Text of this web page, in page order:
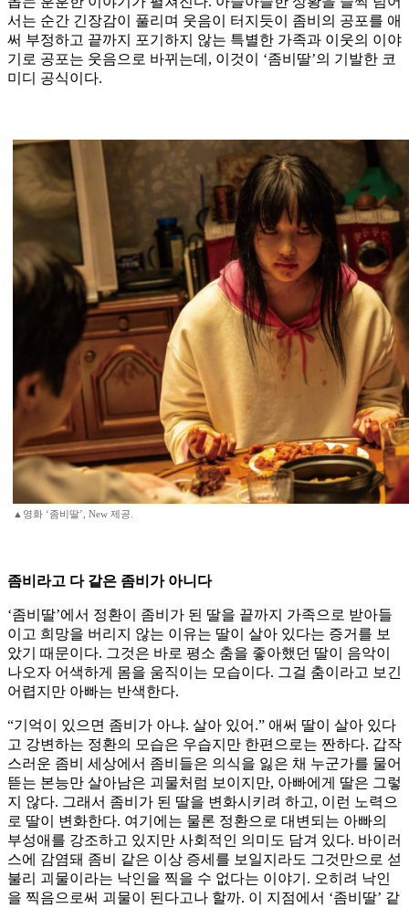
서는 순간 긴장감이 풀리며 웃음이 터지듯이 좀비의 공포를 애
써 부정하고 끝까지 포기하지 않는 특별한 가족과 이웃의 이야
기로 공포는 웃음으로 바뀌는데, 이것이 ‘좀비딸’의 기발한 코
미디 공식이다.
▲영화 ‘좀비딸’, New 제공.
좀비라고 다 같은 좀비가 아니다
‘좀비딸’에서 정환이 좀비가 된 딸을 끝까지 가족으로 받아들
이고 희망을 버리지 않는 이유는 딸이 살아 있다는 증거를 보
았기 때문이다. 그것은 바로 평소 춤을 좋아했던 딸이 음악이
나오자 어색하게 몸을 움직이는 모습이다. 그걸 춤이라고 보긴
어렵지만 아빠는 반색한다.
“기억이 있으면 좀비가 아냐. 살아 있어.” 애써 딸이 살아 있다
고 강변하는 정환의 모습은 우습지만 한편으로는 짠하다. 갑작
스러운 좀비 세상에서 좀비들은 의식을 잃은 채 누군가를 물어
뜯는 본능만 살아남은 괴물처럼 보이지만, 아빠에게 딸은 그렇
지 않다. 그래서 좀비가 된 딸을 변화시키려 하고, 이런 노력으
로 딸이 변화한다. 여기에는 물론 정환으로 대변되는 아빠의
부성애를 강조하고 있지만 사회적인 의미도 담겨 있다. 바이러
스에 감염돼 좀비 같은 이상 증세를 보일지라도 그것만으로 섣
불리 괴물이라는 낙인을 찍을 수 없다는 이야기. 오히려 낙인
을 찍음으로써 괴물이 된다고나 할까. 이 지점에서 ‘좀비딸’ 같